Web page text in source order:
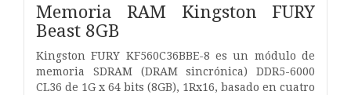
Memoria RAM Kingston FURY
Beast 8GB
Kingston FURY KF560C36BBE-8 es un módulo de
memoria SDRAM (DRAM sincrónica) DDR5-6000
CL36 de 1G x 64 bits (8GB), 1Rx16, basado en cuatro